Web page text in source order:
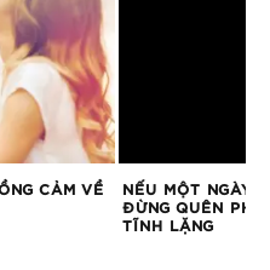
CẢM VỀ
NẾU MỘT NGÀY
ĐỪNG QUÊN
TĨNH LẶNG